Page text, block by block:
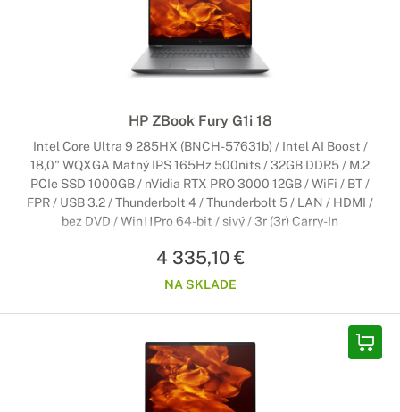
HP ZBook Fury G1i 18
Intel Core Ultra 9 285HX (BNCH-57631b) / Intel AI Boost /
18,0" WQXGA Matný IPS 165Hz 500nits / 32GB DDR5 / M.2
PCIe SSD 1000GB / nVidia RTX PRO 3000 12GB / WiFi / BT /
FPR / USB 3.2 / Thunderbolt 4 / Thunderbolt 5 / LAN / HDMI /
bez DVD / Win11Pro 64-bit / sivý / 3r (3r) Carry-In
4 335,10 €
NA SKLADE